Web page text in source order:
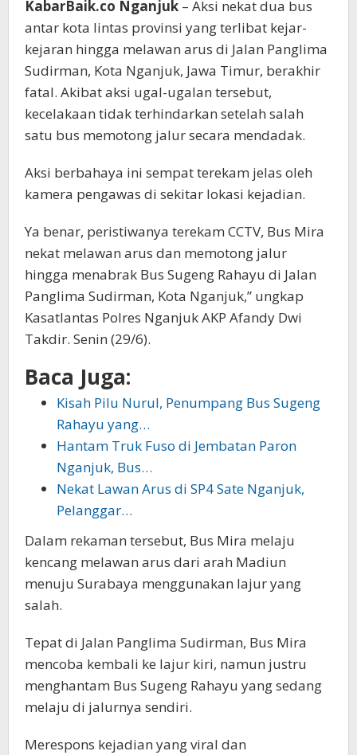
KabarBaik.co Nganjuk – Aksi nekat dua bus
antar kota lintas provinsi yang terlibat kejar-
kejaran hingga melawan arus di Jalan Panglima
Sudirman, Kota Nganjuk, Jawa Timur, berakhir
fatal. Akibat aksi ugal-ugalan tersebut,
kecelakaan tidak terhindarkan setelah salah
satu bus memotong jalur secara mendadak.
Aksi berbahaya ini sempat terekam jelas oleh
kamera pengawas di sekitar lokasi kejadian.
Ya benar, peristiwanya terekam CCTV, Bus Mira
nekat melawan arus dan memotong jalur
hingga menabrak Bus Sugeng Rahayu di Jalan
Panglima Sudirman, Kota Nganjuk,” ungkap
Kasatlantas Polres Nganjuk AKP Afandy Dwi
Takdir. Senin (29/6).
Baca Juga:
Kisah Pilu Nurul, Penumpang Bus Sugeng
Rahayu yang…
Hantam Truk Fuso di Jembatan Paron
Nganjuk, Bus…
Nekat Lawan Arus di SP4 Sate Nganjuk,
Pelanggar…
Dalam rekaman tersebut, Bus Mira melaju
kencang melawan arus dari arah Madiun
menuju Surabaya menggunakan lajur yang
salah.
Tepat di Jalan Panglima Sudirman, Bus Mira
mencoba kembali ke lajur kiri, namun justru
menghantam Bus Sugeng Rahayu yang sedang
melaju di jalurnya sendiri.
Merespons kejadian yang viral dan